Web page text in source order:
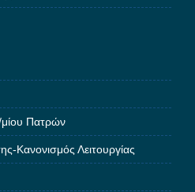
Πατρών
Κανονισμός Λειτουργίας